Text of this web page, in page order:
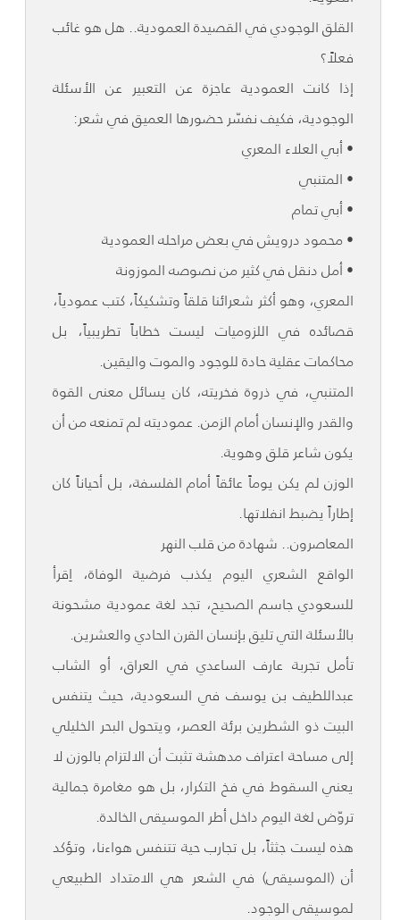
القلق الوجودي في القصيدة العمودية.. هل هو غائب
فعلاً؟
إذا كانت العمودية عاجزة عن التعبير عن الأسئلة
الوجودية، فكيف نفسّر حضورها العميق في شعر:
• أبي العلاء المعري
• المتنبي
• أبي تمام
• محمود درويش في بعض مراحله العمودية
• أمل دنقل في كثير من نصوصه الموزونة
المعري، وهو أكثر شعرائنا قلقاً وتشكيكاً، كتب عمودياً،
قصائده في اللزوميات ليست خطاباً تطريبياً، بل
محاكمات عقلية حادة للوجود والموت واليقين.
المتنبي، في ذروة فخريته، كان يسائل معنى القوة
والقدر والإنسان أمام الزمن. عموديته لم تمنعه من أن
يكون شاعر قلق وهوية.
الوزن لم يكن يوماً عائقاً أمام الفلسفة، بل أحياناً كان
إطاراً يضبط انفلاتها.
المعاصرون.. شهادة من قلب النهر
الواقع الشعري اليوم يكذب فرضية الوفاة، اِقرأ
للسعودي جاسم الصحيح، تجد لغة عمودية مشحونة
بالأسئلة التي تليق بإنسان القرن الحادي والعشرين.
تأمل تجربة عارف الساعدي في العراق، أو الشاب
عبداللطيف بن يوسف في السعودية، حيث يتنفس
البيت ذو الشطرين برئة العصر، ويتحول البحر الخليلي
إلى مساحة اعتراف مدهشة تثبت أن الالتزام بالوزن لا
يعني السقوط في فخ التكرار، بل هو مغامرة جمالية
تروّض لغة اليوم داخل أطر الموسيقى الخالدة.
هذه ليست جثثاً، بل تجارب حية تتنفس هواءنا، وتؤكد
أن (الموسيقى) في الشعر هي الامتداد الطبيعي
لموسيقى الوجود.